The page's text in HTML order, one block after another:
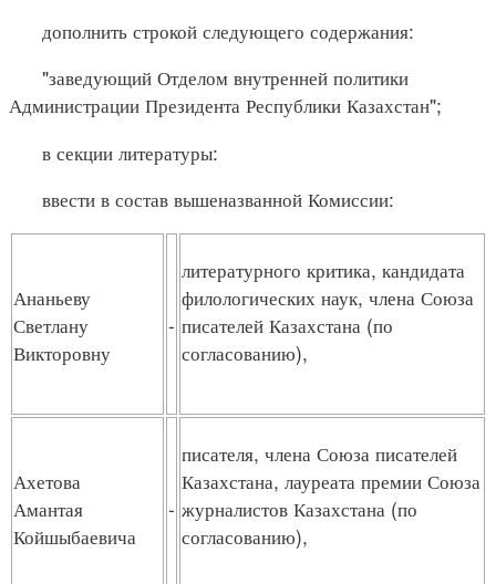
дополнить строкой следующего содержания:
"заведующий Отделом внутренней политики
Администрации Президента Республики Казахстан";
в секции литературы:
ввести в состав вышеназванной Комиссии:
Ананьеву
Светлану
Викторовну
-
литературного критика, кандидата
филологических наук, члена Союза
писателей Казахстана (по
согласованию),
Ахетова
Амантая
Койшыбаевича
-
писателя, члена Союза писателей
Казахстана, лауреата премии Союза
журналистов Казахстана (по
согласованию),